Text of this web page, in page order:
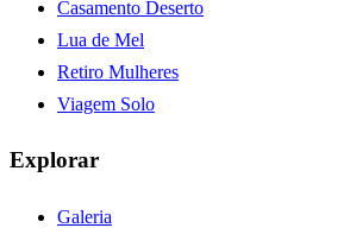
Casamento Deserto
Lua de Mel
Retiro Mulheres
Viagem Solo
Explorar
Galeria